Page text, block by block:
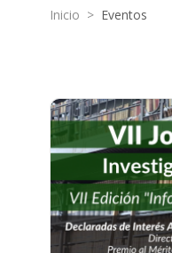
Inicio > Eventos